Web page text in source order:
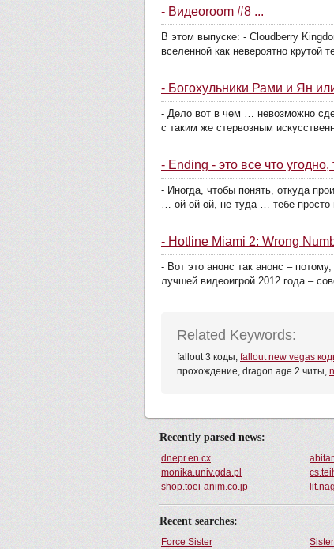
- Видеоroom #8 ...
В этом выпуске: - Cloudberry
вселенной как невероятно крутой
- Богохульники Рами и Ян
- Дело вот в чем … невозможно
с таким же стервозным
- Ending - это все что
- Иногда, чтобы понять, откуда
… ой-ой-ой, не туда … тебе просто
- Hotline Miami 2: Wrong
- Вот это анонс так анонс –
лучшей видеоигрой 2012 года –
Related Keywords:
fallout 3 коды, fallout new vegas
прохождение, dragon age 2 читы,
Recently parsed news:
dnepr.en.cx
monika.univ.gda.pl
shop.toei-anim.co.jp
Recent searches:
Force Sister